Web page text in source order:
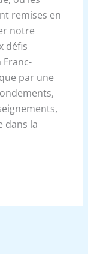
remises en
notre
défis
par une
dans la